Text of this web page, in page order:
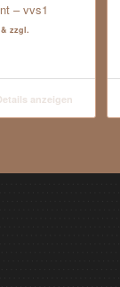
– vvs1
zzgl.
anzeigen